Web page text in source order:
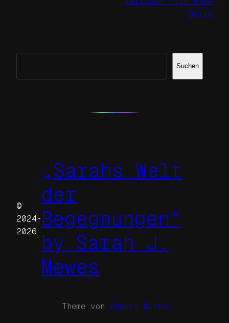
Serie
Suchen
©
2024-
2026
„Sarahs Welt
der
Begegnungen“
by Sarah J.
Mewes
Theme von Anders Norén